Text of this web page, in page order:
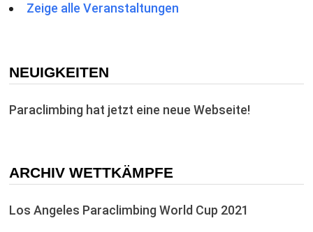
Zeige alle Veranstaltungen
NEUIGKEITEN
Paraclimbing hat jetzt eine neue Webseite!
ARCHIV WETTKÄMPFE
Los Angeles Paraclimbing World Cup 2021